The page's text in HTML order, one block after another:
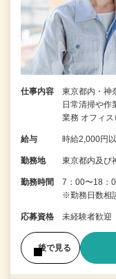
仕事内容
東京都内・神
日常清掃や作
業務 オフィ
給与 時給2,000円
勤務地 東京都内及び
勤務時間
7：00〜18：
※勤務日数相
応募資格 未経験者歓迎
後で見る